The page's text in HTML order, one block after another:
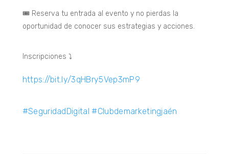
🎟️ Reserva tu entrada al evento y no pierdas la
oportunidad de conocer sus estrategias y acciones.
Inscripciones ⤵️
https://bit.ly/3qHBry5Vep3mP9
#SeguridadDigital #Clubdemarketingjaén